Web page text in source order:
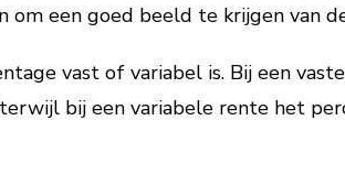
om een goed beeld te krijgen van
vast of variabel is. Bij een
bij een variabele rente het